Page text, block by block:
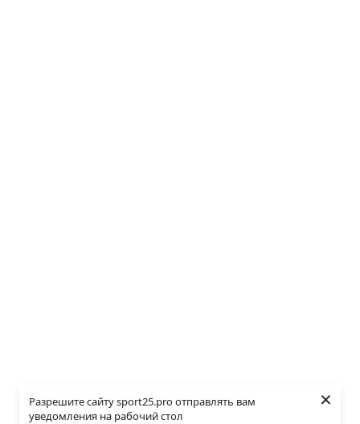
Разрешите сайту sport25.pro отправлять вам
уведомления на рабочий стол
×